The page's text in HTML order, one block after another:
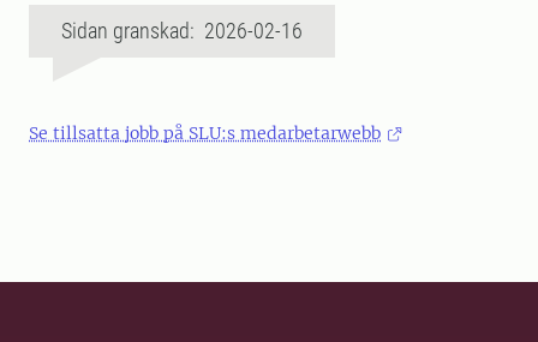
Sidan granskad: 2026-02-16
Se tillsatta jobb på SLU:s medarbetarwebb